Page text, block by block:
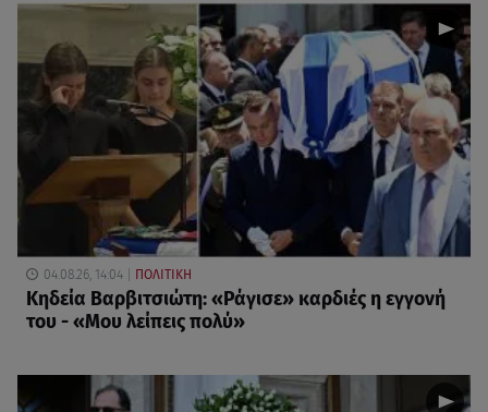
04.08.26, 14:04 ΠΟΛΙΤΙΚΗ
Κηδεία Βαρβιτσιώτη: «Ράγισε» καρδιές η εγγονή
του - «Μου λείπεις πολύ»